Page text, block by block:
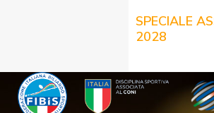
SPECIALE
2028